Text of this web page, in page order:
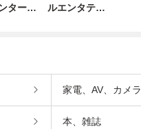
ターテ
ルエンタテイ
家電、AV、カメラ
本、雑誌